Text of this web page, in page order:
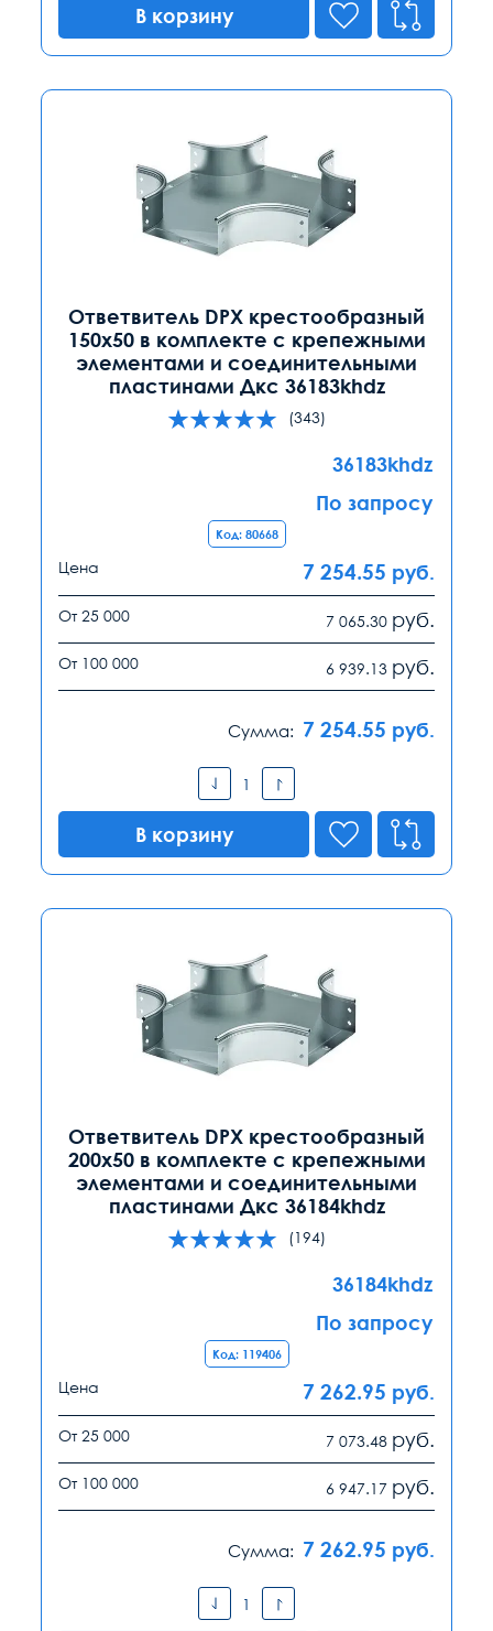
В корзину
Ответвитель DPX крестообразный
150х50 в комплекте с крепежными
элементами и соединительными
пластинами Дкс 36183khdz
(343)
36183khdz
По запросу
Код: 80668
Цена 7 254.55 руб.
От 25 000 7 065.30 руб.
От 100 000 6 939.13 руб.
Сумма: 7 254.55 руб.
В корзину
Ответвитель DPX крестообразный
200х50 в комплекте с крепежными
элементами и соединительными
пластинами Дкс 36184khdz
(194)
36184khdz
По запросу
Код: 119406
Цена 7 262.95 руб.
От 25 000 7 073.48 руб.
От 100 000 6 947.17 руб.
Сумма: 7 262.95 руб.